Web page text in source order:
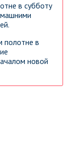
в субботу
полотне в
новой